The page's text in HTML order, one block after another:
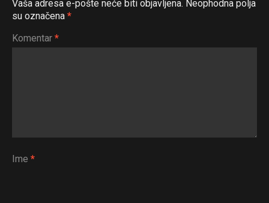
Vaša adresa e-pošte neće biti objavljena. Neophodna polja
su označena *
Komentar *
Ime *